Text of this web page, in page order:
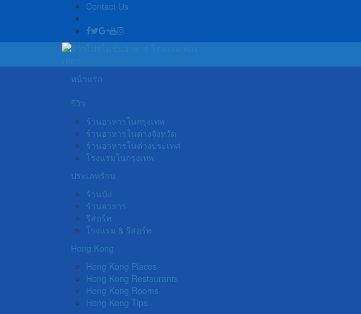
Contact Us
หน้าแรก
รีวิว
ร้านอาหารในกรุงเทพ
ร้านอาหารในต่างจังหวัด
ร้านอาหารในต่างประเทศ
โรงแรมในกรุงเทพ
ประเภทร้าน
ร้านนั่ง
ร้านอาหาร
รีสอร์ท
โรงแรม & รีสอร์ท
Hong Kong
Hong Kong Places
Hong Kong Restaurants
Hong Kong Rooms
Hong Kong Tips